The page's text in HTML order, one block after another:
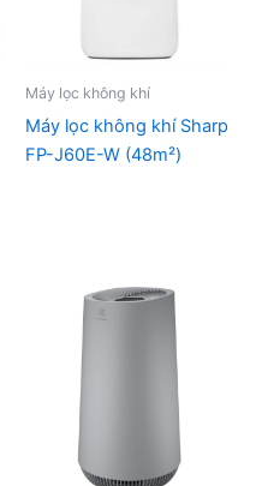
Máy lọc không khí
Máy lọc không khí Sharp
FP-J60E-W (48m²)